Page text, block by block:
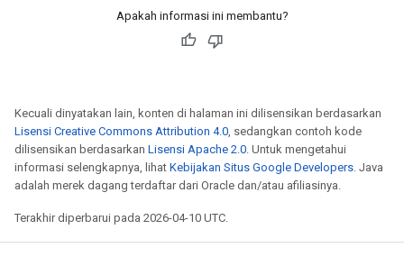
Apakah informasi ini membantu?
Kecuali dinyatakan lain, konten di halaman ini dilisensikan berdasarkan
Lisensi Creative Commons Attribution 4.0, sedangkan contoh kode
dilisensikan berdasarkan Lisensi Apache 2.0. Untuk mengetahui
informasi selengkapnya, lihat Kebijakan Situs Google Developers. Java
adalah merek dagang terdaftar dari Oracle dan/atau afiliasinya.
Terakhir diperbarui pada 2026-04-10 UTC.